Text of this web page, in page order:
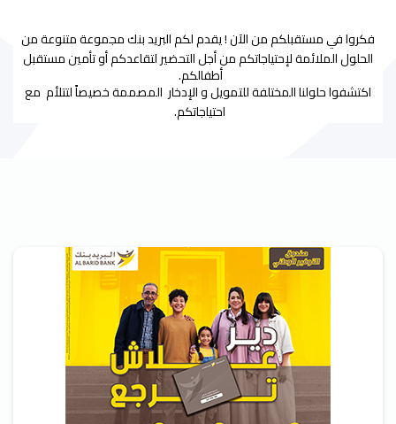
فكروا في مستقبلكم من الآن ! يقدم لكم البريد بنك مجموعة متنوعة من
الحلول الملائمة لإحتياجاتكم من أجل التحضير لتقاعدكم أو تأمين مستقبل
أطفالكم.
اكتشفوا حلولنا المختلفة للتمويل و الإدخار المصممة خصيصاً لتتلأم مع
احتياجاتكم.